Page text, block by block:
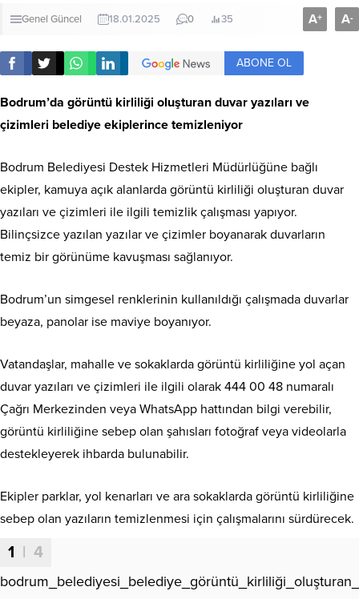
Genel Güncel 18.01.2025 0 35 A+ A-
ABONE OL
Bodrum’da görüntü kirliliği oluşturan duvar yazıları ve
çizimleri belediye ekiplerince temizleniyor
Bodrum Belediyesi Destek Hizmetleri Müdürlüğüne bağlı
ekipler, kamuya açık alanlarda görüntü kirliliği oluşturan duvar
yazıları ve çizimleri ile ilgili temizlik çalışması yapıyor.
Bilinçsizce yazılan yazılar ve çizimler boyanarak duvarların
temiz bir görünüme kavuşması sağlanıyor.
Bodrum’un simgesel renklerinin kullanıldığı çalışmada duvarlar
beyaza, panolar ise maviye boyanıyor.
Vatandaşlar, mahalle ve sokaklarda görüntü kirliliğine yol açan
duvar yazıları ve çizimleri ile ilgili olarak 444 00 48 numaralı
Çağrı Merkezinden veya WhatsApp hattından bilgi verebilir,
görüntü kirliliğine sebep olan şahısları fotoğraf veya videolarla
destekleyerek ihbarda bulunabilir.
Ekipler parklar, yol kenarları ve ara sokaklarda görüntü kirliliğine
sebep olan yazıların temizlenmesi için çalışmalarını sürdürecek.
1 | 4